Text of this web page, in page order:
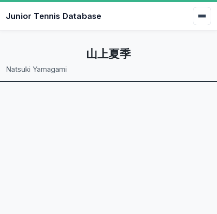
Junior Tennis Database
山上夏季
Natsuki Yamagami